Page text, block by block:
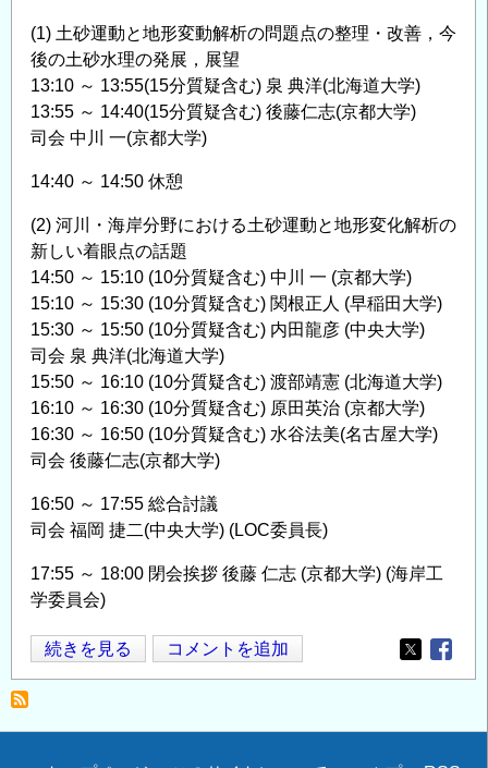
(1) 土砂運動と地形変動解析の問題点の整理・改善，今
後の土砂水理の発展，展望
13:10 ～ 13:55(15分質疑含む) 泉 典洋(北海道大学)
13:55 ～ 14:40(15分質疑含む) 後藤仁志(京都大学)
司会 中川 一(京都大学)
14:40 ～ 14:50 休憩
(2) 河川・海岸分野における土砂運動と地形変化解析の
新しい着眼点の話題
14:50 ～ 15:10 (10分質疑含む) 中川 一 (京都大学)
15:10 ～ 15:30 (10分質疑含む) 関根正人 (早稲田大学)
15:30 ～ 15:50 (10分質疑含む) 内田龍彦 (中央大学)
司会 泉 典洋(北海道大学)
15:50 ～ 16:10 (10分質疑含む) 渡部靖憲 (北海道大学)
16:10 ～ 16:30 (10分質疑含む) 原田英治 (京都大学)
16:30 ～ 16:50 (10分質疑含む) 水谷法美(名古屋大学)
司会 後藤仁志(京都大学)
16:50 ～ 17:55 総合討議
司会 福岡 捷二(中央大学) (LOC委員長)
17:55 ～ 18:00 閉会挨拶 後藤 仁志 (京都大学) (海岸工
学委員会)
河
川・
岸
続きを見る コメントを追加
Opens in